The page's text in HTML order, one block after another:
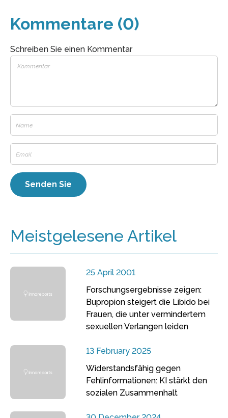
Kommentare (0)
Schreiben Sie einen Kommentar
Meistgelesene Artikel
25 April 2001
Forschungsergebnisse zeigen:
Bupropion steigert die Libido bei
Frauen, die unter vermindertem
sexuellen Verlangen leiden
13 February 2025
Widerstandsfähig gegen
Fehlinformationen: KI stärkt den
sozialen Zusammenhalt